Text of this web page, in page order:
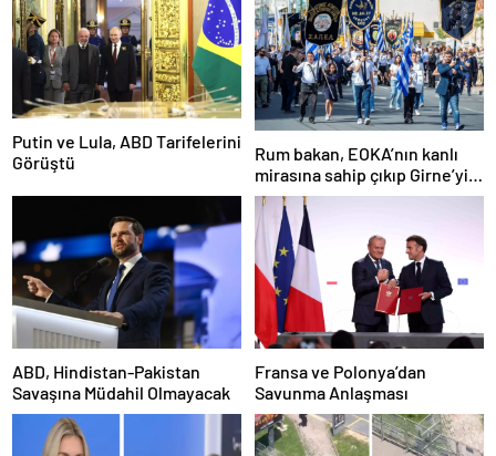
Putin ve Lula, ABD Tarifelerini
Görüştü
Rum bakan, EOKA’nın kanlı
mirasına sahip çıkıp Girne’yi
hedef gösterdi
ABD, Hindistan-Pakistan
Savaşına Müdahil Olmayacak
Fransa ve Polonya’dan
Savunma Anlaşması